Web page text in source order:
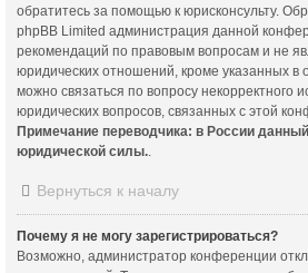
обратитесь за помощью к юрисконсульту.
phpBB Limited администрация данной
рекомендаций по правовым вопросам и не
юридических отношений, кроме указанных в
можно связаться по вопросу некорректного
юридических вопросов, связанных с этой
Примечание переводчика: в России
юридической силы.
Вернуться к началу
Почему я не могу зарегистрироваться?
Возможно, администратор конференции